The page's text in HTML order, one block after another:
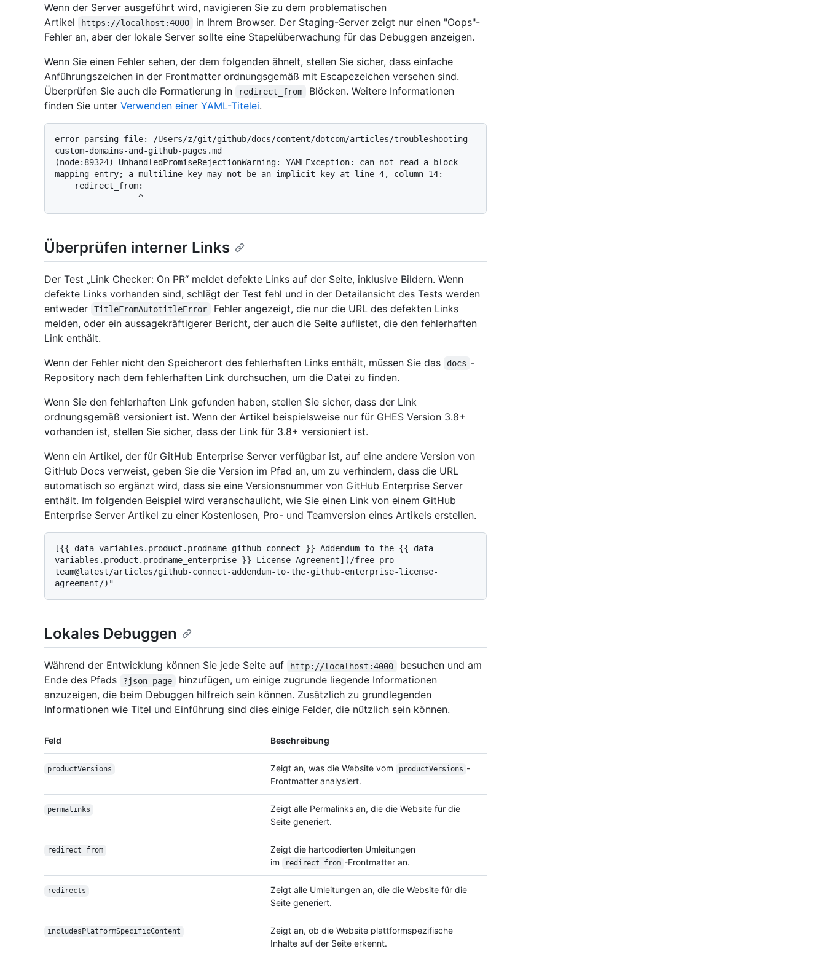
Wenn der Server ausgeführt wird, navigieren Sie zu dem problematischen
Artikel
https://localhost:4000
in Ihrem Browser. Der Staging-Server zeigt nur einen "Oops"-
Fehler an, aber der lokale Server sollte eine Stapelüberwachung für das Debuggen anzeigen.
Wenn Sie einen Fehler sehen, der dem folgenden ähnelt, stellen Sie sicher, dass einfache
Anführungszeichen in der Frontmatter ordnungsgemäß mit Escapezeichen versehen sind.
Überprüfen Sie auch die Formatierung in
redirect_from
Blöcken. Weitere Informationen
finden Sie unter Verwenden einer YAML-Titelei.
error parsing file: /Users/z/git/github/docs/content/dotcom/articles/troubleshooting-
custom-domains-and-github-pages.md
(node:89324) UnhandledPromiseRejectionWarning: YAMLException: can not read a block
mapping entry; a multiline key may not be an implicit key at line 4, column 14:
Überprüfen interner Links
Der Test „Link Checker: On PR“ meldet defekte Links auf der Seite, inklusive Bildern. Wenn
defekte Links vorhanden sind, schlägt der Test fehl und in der Detailansicht des Tests werden
entweder
TitleFromAutotitleError
Fehler angezeigt, die nur die URL des defekten Links
melden, oder ein aussagekräftigerer Bericht, der auch die Seite auflistet, die den fehlerhaften
Link enthält.
Wenn der Fehler nicht den Speicherort des fehlerhaften Links enthält, müssen Sie das
docs -
Repository nach dem fehlerhaften Link durchsuchen, um die Datei zu finden.
Wenn Sie den fehlerhaften Link gefunden haben, stellen Sie sicher, dass der Link
ordnungsgemäß versioniert ist. Wenn der Artikel beispielsweise nur für GHES Version 3.8+
vorhanden ist, stellen Sie sicher, dass der Link für 3.8+ versioniert ist.
Wenn ein Artikel, der für GitHub Enterprise Server verfügbar ist, auf eine andere Version von
GitHub Docs verweist, geben Sie die Version im Pfad an, um zu verhindern, dass die URL
automatisch so ergänzt wird, dass sie eine Versionsnummer von GitHub Enterprise Server
enthält. Im folgenden Beispiel wird veranschaulicht, wie Sie einen Link von einem GitHub
Enterprise Server Artikel zu einer Kostenlosen, Pro- und Teamversion eines Artikels erstellen.
[{{ data variables.product.prodname_github_connect }} Addendum to the {{ data
variables.product.prodname_enterprise }} License Agreement](/free-pro-
team@latest/articles/github-connect-addendum-to-the-github-enterprise-license-
Lokales Debuggen
Während der Entwicklung können Sie jede Seite auf http://localhost:4000
besuchen und am
Ende des Pfads
?json=page
hinzufügen, um einige zugrunde liegende Informationen
anzuzeigen, die beim Debuggen hilfreich sein können. Zusätzlich zu grundlegenden
Informationen wie Titel und Einführung sind dies einige Felder, die nützlich sein können.
Feld Beschreibung
productVersions Zeigt an, was die Website vom productVersions -
Frontmatter analysiert.
permalinks
Zeigt alle Permalinks an, die die Website für die
Seite generiert.
redirect_from
Zeigt die hartcodierten Umleitungen
im
redirect_from -Frontmatter an.
redirects
Zeigt alle Umleitungen an, die die Website für die
Seite generiert.
includes PlatformSpecificContent
Zeigt an, ob die Website plattformspezifische
Inhalte auf der Seite erkennt.